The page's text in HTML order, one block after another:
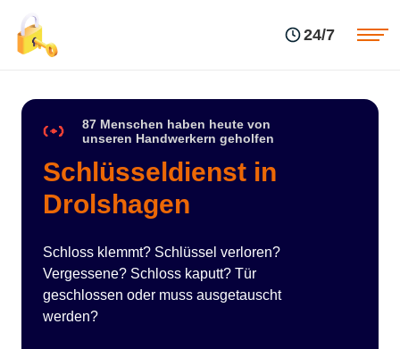
24/7
87 Menschen haben heute von
unseren Handwerkern geholfen
Schlüsseldienst in
Drolshagen
Schloss klemmt? Schlüssel verloren?
Vergessene? Schloss kaputt? Tür
geschlossen oder muss ausgetauscht
werden?